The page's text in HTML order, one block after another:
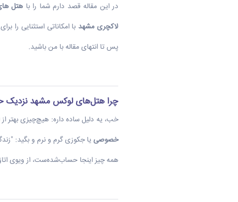
در این مقاله قصد دارم شما را با هتل
لاکچری مشهد با امکاناتی استثنایی را
پس تا انتهای مقاله با من باشید.
چرا هتل‌های لوکس مشهد نزدیک
خب، یه دلیل ساده داره: هیچ‌چیزی بهتر
خصوصییا جکوزی گرم و نرم و بگید:
همه چیز اینجا حساب‌شده‌ست، از ویوی